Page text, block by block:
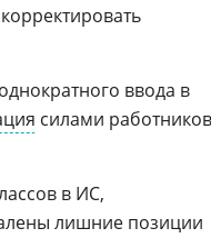
ввода в
силами работников
в ИС,
лишние позиции